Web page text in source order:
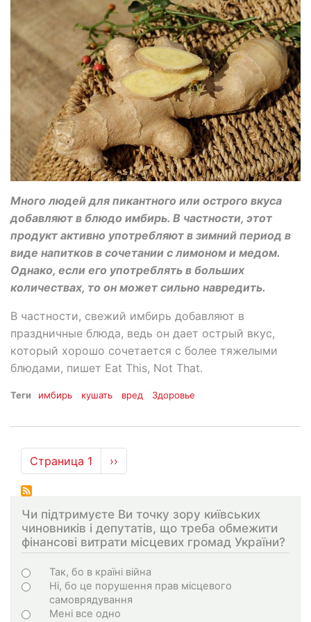
Много людей для пикантного или острого вкуса
добавляют в блюдо имбирь. В частности, этот
продукт активно употребляют в зимний период в
виде напитков в сочетании с лимоном и медом.
Однако, если его употреблять в больших
количествах, то он может сильно навредить.
В частности, свежий имбирь добавляют в
праздничные блюда, ведь он дает острый вкус,
который хорошо сочетается с более тяжелыми
блюдами, пишет Eat This, Not That.
Теги имбирь кушать вред Здоровье
Нумерация
страниц
Страница 1
Следующая
страница
››
Чи підтримуєте Ви точку зору київських
чиновників і депутатів, що треба обмежити
фінансові витрати місцевих громад України?
Choices
Так, бо в країні війна
Ні, бо це порушення прав місцевого
самоврядування
Мені все одно